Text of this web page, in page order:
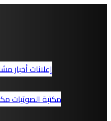
إعلاناتأخبار
مكتبة الصوتيات